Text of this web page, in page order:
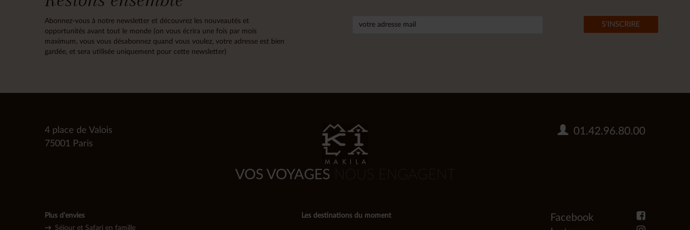
Abonnez-vous à notre newsletter et découvrez les nouveautés et
opportunités avant tout le monde (on vous écrira une fois par mois
maximum, vous vous désabonnez quand vous voulez, votre adresse est bien
gardée, et sera utilisée uniquement pour cette newsletter)
VOS VOYAGES NOUS ENGAGENT
4 place de Valois
75001 Paris
01.42.96.80.00
Plus d’envies
→ Séjour et Safari en famille
Les destinations du moment
Facebook